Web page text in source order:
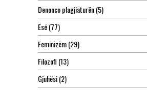
Denonco plagjiaturën(5)
Esé(77)
Feminizëm(29)
Filozofi (13)
Gjuhësi(2)